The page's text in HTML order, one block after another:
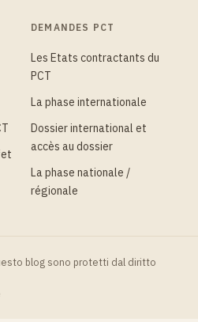
DEMANDES PCT
Les Etats contractants du
PCT
La phase internationale
Dossier international et
accès au dossier
La phase nationale /
régionale
blog sono protetti dal diritto